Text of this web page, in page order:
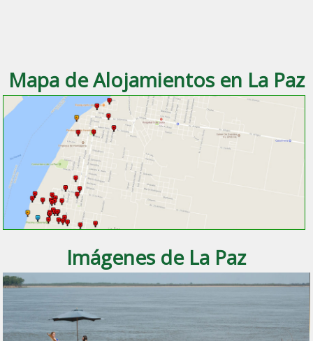
Mapa de Alojamientos en La Paz
Imágenes de La Paz